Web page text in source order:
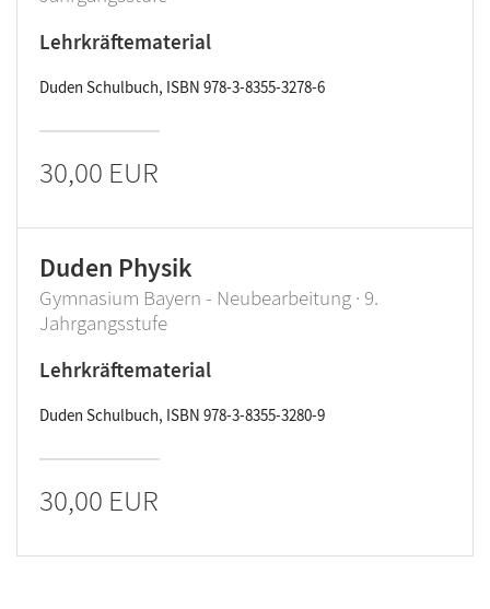
Lehrkräftematerial
Duden Schulbuch, ISBN 978-3-8355-3278-6
30,00 EUR
Duden Physik
Gymnasium Bayern - Neubearbeitung · 9.
Jahrgangsstufe
Lehrkräftematerial
Duden Schulbuch, ISBN 978-3-8355-3280-9
30,00 EUR